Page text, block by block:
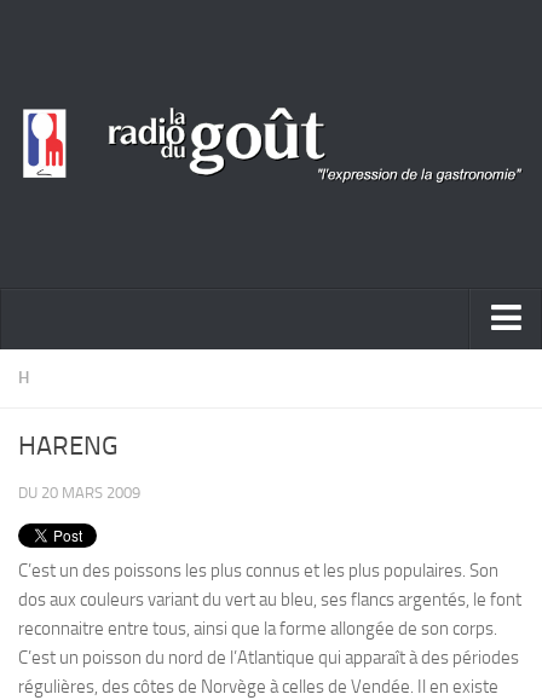
ACTUALITÉ
PRODUITS
RECETTES
Entrées
H
HARENG
DU 20 MARS 2009
C’est un des poissons les plus connus et les plus populaires. Son
dos aux couleurs variant du vert au bleu, ses flancs argentés, le font
reconnaitre entre tous, ainsi que la forme allongée de son corps.
C’est un poisson du nord de l’Atlantique qui apparaît à des périodes
régulières, des côtes de Norvège à celles de Vendée. Il en existe